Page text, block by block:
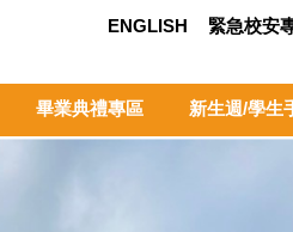
畢業典禮專區 新生週/學生
ENGLISH 緊急校安